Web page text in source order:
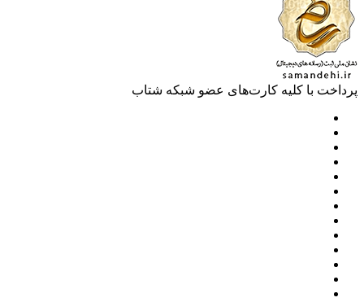
با کلیه کارت‌های عضو شبکه شتاب